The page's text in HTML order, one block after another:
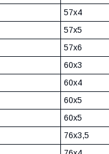
57х4
57х5
57х6
60х3
60х4
60х5
60х5
76х3,5